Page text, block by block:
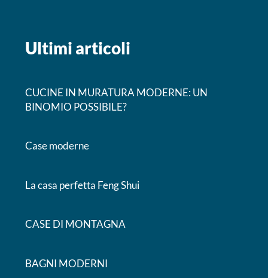
Ultimi articoli
CUCINE IN MURATURA MODERNE: UN
BINOMIO POSSIBILE?
Case moderne
La casa perfetta Feng Shui
CASE DI MONTAGNA
BAGNI MODERNI